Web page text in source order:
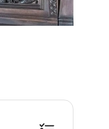
17:00 운영 시간 및 휴